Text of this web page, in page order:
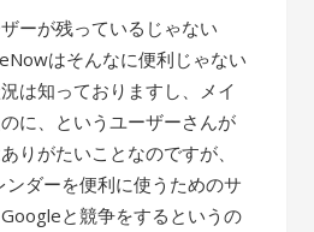
ーが残っているじゃない
はそんなに便利じゃない
は知っておりますし、メイ
に、というユーザーさんが
りがたいことなのですが、
ダーを便利に使うためのサ
と競争をするというの